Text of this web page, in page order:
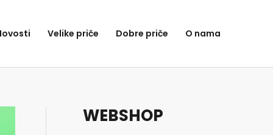
Velike priče Dobre priče O nama
WEBSHOP